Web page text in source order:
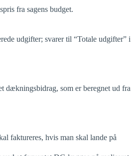
fra sagens budget.
udgifter; svarer til “Totale udgifter” i
dækningsbidrag, som er beregnet ud fra
faktureres, hvis man skal lande på